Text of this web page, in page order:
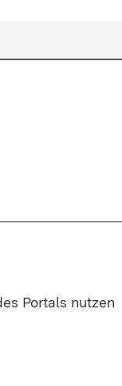
Portals nutzen